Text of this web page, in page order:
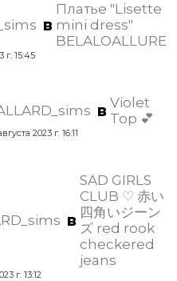
в
Платье "Lisette
mini dress"
BELALOALLURE
г. 15:45
в Violet
Top 💕
2023 г. 16:11
в
SAD GIRLS
CLUB ♡ 赤い
四角いジーン
ズ red rook
checkered
jeans
г. 13:12